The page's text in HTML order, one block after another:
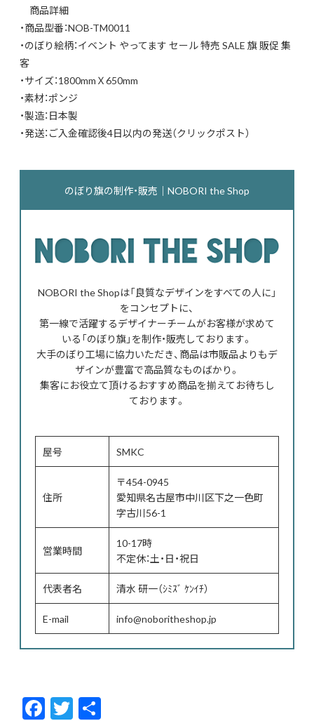
商品詳細
・商品型番：NOB-TM0011
・のぼり絵柄：イベント やってます セール 特売 SALE 旗 販促 集
客
・サイズ：1800mmＸ650mm
・素材：ポンジ
・製造：日本製
・発送：ご入金確認後4日以内の発送（クリックポスト）
のぼり旗の制作・販売｜NOBORI the Shop
NOBORI the Shopは「良質なデザインをすべての人に」
をコンセプトに、
第一線で活躍するデザイナーチームがお客様が求めて
いる「のぼり旗」を制作・販売しております。
大手のぼり工場に協力いただき、商品は市販品よりもデ
ザインが豊富で高品質なものばかり。
集客にお役立て頂けるおすすめ商品を揃えてお待ちし
ております。
屋号 SMKC
住所
〒454-0945
愛知県名古屋市中川区下之一色町
字古川56-1
営業時間
10-17時
不定休：土・日・祝日
代表者名 清水 研一（ｼﾐｽﾞ ｹﾝｲﾁ）
E-mail info@noboritheshop.jp
F T